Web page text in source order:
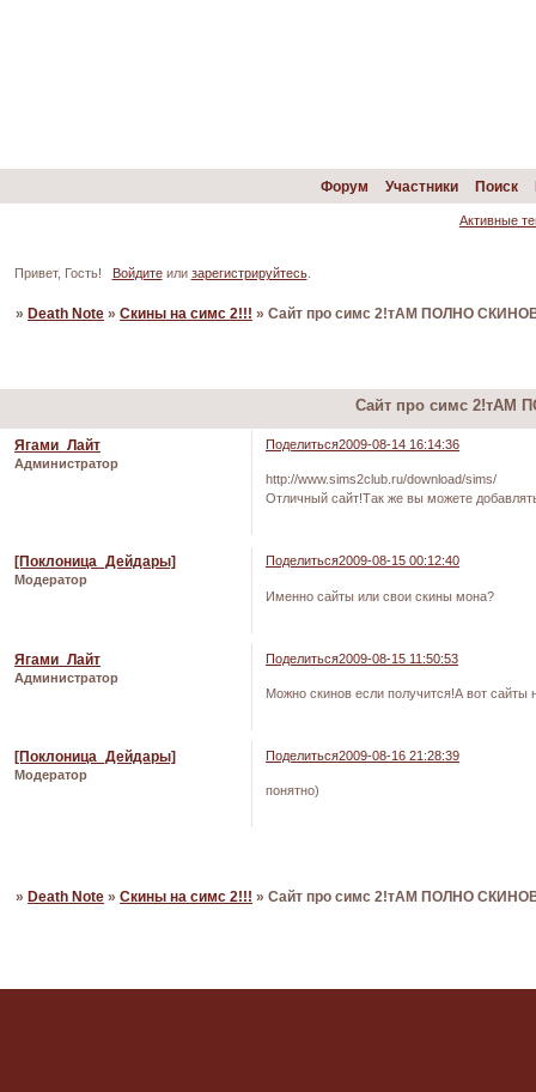
Форум Участники Поиск
Активные
Привет, Гость! Войдитеили зарегистрируйтесь.
»Death Note »Скины на симс 2!!! »Сайт про симс 2!тАМ ПОЛНО
Сайт про симс 2!тАМ
Поделиться2009-08-14 16:14:36
Ягами_Лайт
Администратор
http://www.sims2club.ru/download/sims/
Отличный сайт!Так же вы можете
Поделиться2009-08-15 00:12:40
[Поклоница_Дейдары]
Модератор
Именно сайты или свои скины мона?
Поделиться2009-08-15 11:50:53
Ягами_Лайт
Администратор
Можно скинов если получится!А вот сайты
Поделиться2009-08-16 21:28:39
[Поклоница_Дейдары]
Модератор
понятно)
» Death Note »Скины на симс 2!!! »Сайт про симс 2!тАМ ПОЛНО